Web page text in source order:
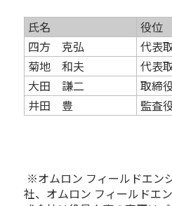
氏名
役位
四方 克弘
代表
菊地 和夫
代表
大田 謙二
取締
井田 豊
監査
※オムロン フィールドエン
社、オムロン フィールドエ